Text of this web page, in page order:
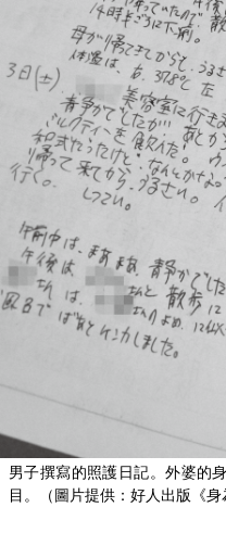
男子撰寫的照護日記。外婆的
目。（圖片提供：好人出版《身